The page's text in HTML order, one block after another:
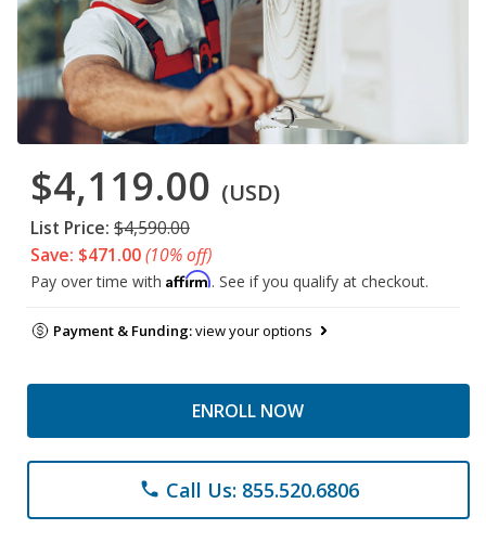
$4,119.00 (USD)
List Price: $4,590.00
Save: $471.00(10% off)
Pay over time with Affirm. See if you qualify at checkout.
Payment & Funding:view your options
ENROLL NOW
phone Call Us: 855.520.6806